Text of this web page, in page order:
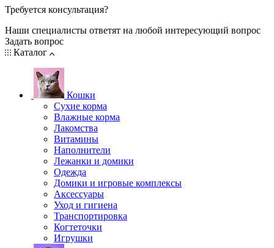
Требуется консультация?
Наши специалисты ответят на любой интересующий вопрос
Задать вопрос
Каталог
Кошки
Сухие корма
Влажные корма
Лакомства
Витамины
Наполнители
Лежанки и домики
Одежда
Домики и игровые комплексы
Аксессуары
Уход и гигиена
Транспортировка
Когтеточки
Игрушки